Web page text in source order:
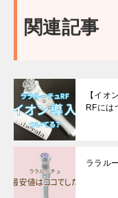
関連記事
【イオ
RFには
ララル